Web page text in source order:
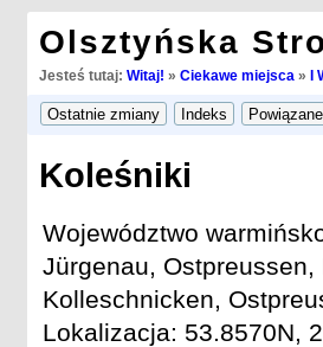
Olsztyńska
Jesteś tutaj: Witaj! » Ciekawe miejsca » I
Koleśniki
Województwo
Jürgenau,
Kolleschnicken,
Lokalizacja: 53.8570N,